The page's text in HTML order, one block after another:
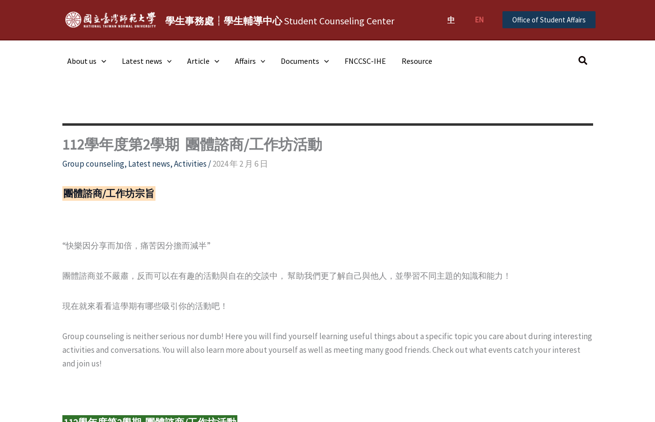
學生事務處┆學生輔導中心Student Counseling Center 中 EN Office of Student Affairs
About us Latest news Article Affairs Documents FNCCSC-IHE Resource Search
112學年度第2學期 團體諮商/工作坊活動
Group counseling, Latest news,Activities /2024 年 2 月 6 日
團體諮商/工作坊宗旨
“快樂因分享而加倍，痛苦因分擔而減半”
團體諮商並不嚴肅，反而可以在有趣的活動與自在的交談中， 幫助我們更了解自己與他人，並學習不同主題的知識和能力！
現在就來看看這學期有哪些吸引你的活動吧！
Group counseling is neither serious nor dumb! Here you will find yourself learning useful things about a specific topic you care about during interesting
activities and conversations. You will also learn more about yourself as well as meeting many good friends. Check out what events catch your interest
and join us!